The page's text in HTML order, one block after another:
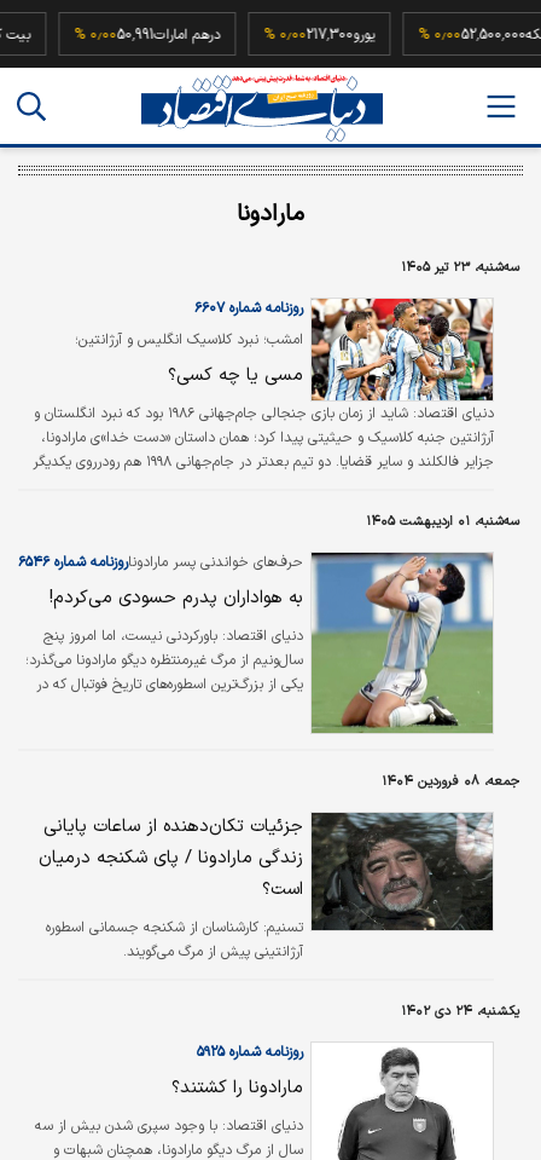
ربع سکه52,500,000۰٫۰۰ % یورو217,300۰٫۰۰ % درهم امارات50,991۰٫۰۰ %
مارادونا
سه‌شنبه، ۲۳ تیر ۱۴۰۵
امشب؛ نبرد کلاسیک انگلیس و آرژانتین؛
روزنامه شماره ۶۶۰۷
مسی یا چه کسی؟
دنیای اقتصاد:
شاید از زمان بازی جنجالی جام‌جهانی ۱۹۸۶ بود که نبرد انگلستان و
آرژانتین جنبه کلاسیک و حیثیتی پیدا کرد؛ همان داستان «دست خدا»ی مارادونا،
جزایر فالکلند و سایر قضایا. دو تیم بعدتر در جام‌جهانی ۱۹۹۸ هم رودرروی یکدیگر
۱۲۰ دقیقه، پیروزی آرژانتین در ضربات پنالتی و اخراج تاریخی بکام به خاطر
فرصت‌طلبی سیمونه. حالا همین دو نفر، از روی سکوها قرار است شاهد تقابل دوباره
آرژانتین و انگلستان باشند، این بار در مرحله نیمه‌نهایی جام‌جهانی…
سه‌شنبه، ۰۱ اردیبهشت ۱۴۰۵
حرف‌های خواندنی پسر مارادوناروزنامه شماره ۶۵۴۶
به هواداران پدرم حسودی می‌کردم!
دنیای اقتصاد: باورکردنی نیست، اما امروز پنج
سال‌ونیم از مرگ غیرمنتظره دیگو مارادونا می‌گذرد؛
یکی از بزرگ‌ترین اسطوره‌های تاریخ فوتبال که در
نظر می‌کند. او مثلا در جایی گفته در کودکی به
هواداران پدرش حسودی می‌کرده: «در ناپل مردم
پیش من می‌آمدند و می‌گفتند با پدرت بیرون…
جمعه، ۰۸ فروردین ۱۴۰۴
جزئیات تکان‌دهنده از ساعات پایانی
زندگی مارادونا / پای شکنجه درمیان
است؟
تسنیم: کارشناسان از شکنجه جسمانی اسطوره
آرژانتینی پیش از مرگ می‌گویند.
یکشنبه، ۲۴ دی ۱۴۰۲
روزنامه شماره ۵۹۲۵
مارادونا را کشتند؟
دنیای اقتصاد: با وجود سپری شدن بیش از سه
سال از مرگ دیگو مارادونا، همچنان شبهات و